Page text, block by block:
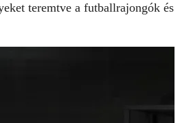
teremtve a futballrajongók és